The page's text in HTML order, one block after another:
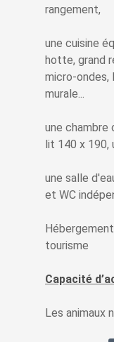
rangement,
une cuisine
hotte, grand
micro-ondes,
murale...
une chambre
lit 140 x 190,
une salle
et WC
tourisme
Capacité
Les animaux